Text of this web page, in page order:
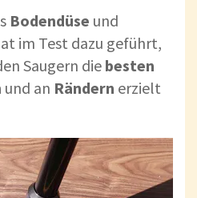
Bodendüse und
im Test dazu geführt,
Saugern die besten
und an Rändern erzielt